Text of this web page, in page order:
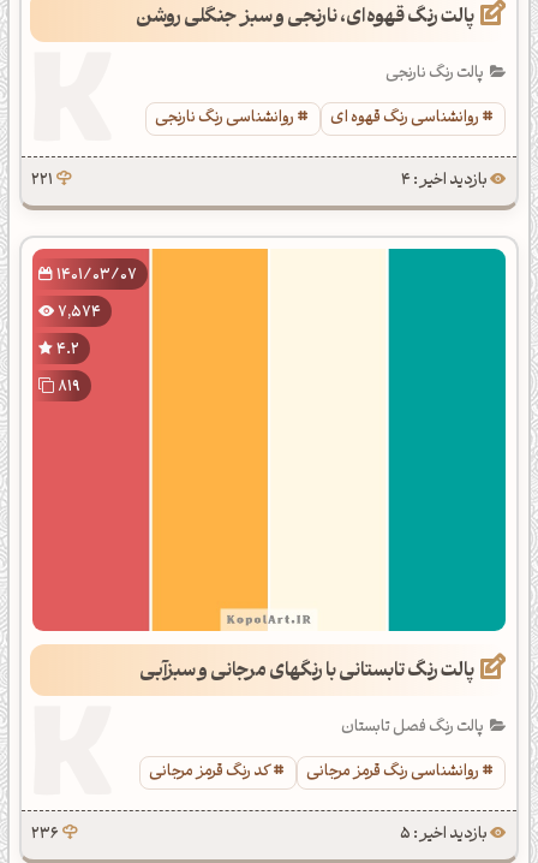
پالت رنگ قهوه‌ای، نارنجی و سبز جنگلی روشن
پالت رنگ نارنجی
روانشناسی رنگ قهوه ای
روانشناسی رنگ نارنجی
بازدید اخیر : 4 221
1401/03/07
7,574
4.2
819
پالت رنگ تابستانی با رنگهای مرجانی و سبزآبی
پالت رنگ فصل تابستان
روانشناسی رنگ قرمز مرجانی
کد رنگ قرمز مرجانی
بازدید اخیر : 5 236